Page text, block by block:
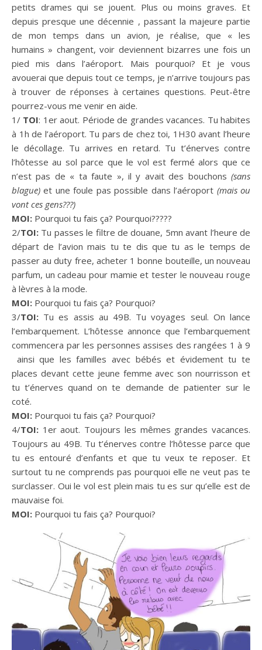
petits drames qui se jouent. Plus ou moins graves. Et
depuis presque une décennie , passant la majeure partie
de mon temps dans un avion, je réalise, que « les
humains » changent, voir deviennent bizarres une fois un
pied mis dans l’aéroport. Mais pourquoi? Et je vous
avouerai que depuis tout ce temps, je n’arrive toujours pas
à trouver de réponses à certaines questions. Peut-être
pourrez-vous me venir en aide.
1/ TOI: 1er aout. Période de grandes vacances. Tu habites
à 1h de l’aéroport. Tu pars de chez toi, 1H30 avant l’heure
le décollage. Tu arrives en retard. Tu t’énerves contre
l’hôtesse au sol parce que le vol est fermé alors que ce
n’est pas de « ta faute », il y avait des bouchons (sans
blague) et une foule pas possible dans l’aéroport (mais ou
vont ces gens???)
MOI: Pourquoi tu fais ça? Pourquoi?????
2/TOI: Tu passes le filtre de douane, 5mn avant l’heure de
départ de l’avion mais tu te dis que tu as le temps de
passer au duty free, acheter 1 bonne bouteille, un nouveau
parfum, un cadeau pour mamie et tester le nouveau rouge
à lèvres à la mode.
MOI: Pourquoi tu fais ça? Pourquoi?
3/TOI: Tu es assis au 49B. Tu voyages seul. On lance
l’embarquement. L’hôtesse annonce que l’embarquement
commencera par les personnes assises des rangées 1 à 9
ainsi que les familles avec bébés et évidement tu te
places devant cette jeune femme avec son nourrisson et
tu t’énerves quand on te demande de patienter sur le
coté.
MOI: Pourquoi tu fais ça? Pourquoi?
4/TOI: 1er aout. Toujours les mêmes grandes vacances.
Toujours au 49B. Tu t’énerves contre l’hôtesse parce que
tu es entouré d’enfants et que tu veux te reposer. Et
surtout tu ne comprends pas pourquoi elle ne veut pas te
surclasser. Oui le vol est plein mais tu es sur qu’elle est de
mauvaise foi.
MOI: Pourquoi tu fais ça? Pourquoi?